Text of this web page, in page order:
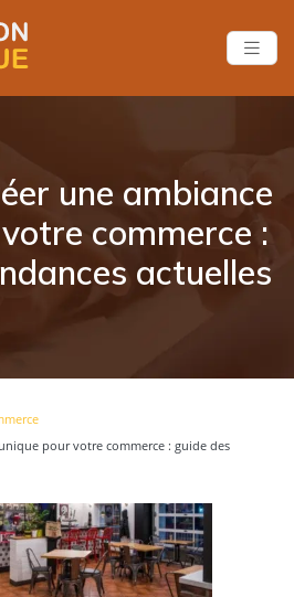
une ambiance
commerce :
actuelles
pour votre commerce : guide des